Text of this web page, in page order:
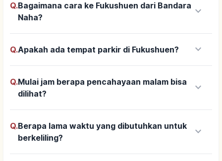
Q.Bagaimana cara ke Fukushuen dari Bandara
Naha?
keyboard_arrow_down
Q.Apakah ada tempat parkir di Fukushuen? keyboard_arrow_down
Q.Mulai jam berapa pencahayaan malam bisa
dilihat?
keyboard_arrow_down
Q.Berapa lama waktu yang dibutuhkan untuk
berkeliling?
keyboard_arrow_down